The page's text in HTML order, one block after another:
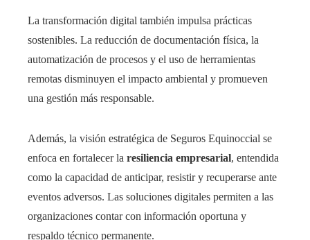
La transformación digital también impulsa prácticas
sostenibles. La reducción de documentación física, la
automatización de procesos y el uso de herramientas
remotas disminuyen el impacto ambiental y promueven
una gestión más responsable.
Además, la visión estratégica de Seguros Equinoccial se
enfoca en fortalecer la resiliencia empresarial, entendida
como la capacidad de anticipar, resistir y recuperarse ante
eventos adversos. Las soluciones digitales permiten a las
organizaciones contar con información oportuna y
respaldo técnico permanente.